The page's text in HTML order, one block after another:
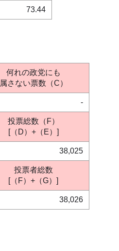
73.44
何れの政党にも
属さない票数（C）
-
投票総数（F）
[（D）+（E）]
38,025
投票者総数
[（F）+（G）]
38,026